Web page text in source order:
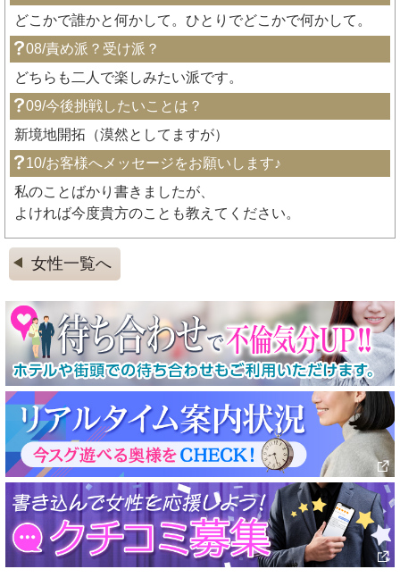
どこかで誰かと何かして。ひとりでどこかで何かして。
08/責め派？受け派？
どちらも二人で楽しみたい派です。
09/今後挑戦したいことは？
新境地開拓（漠然としてますが）
10/お客様へメッセージをお願いします♪
私のことばかり書きましたが、
よければ今度貴方のことも教えてください。
女性一覧へ